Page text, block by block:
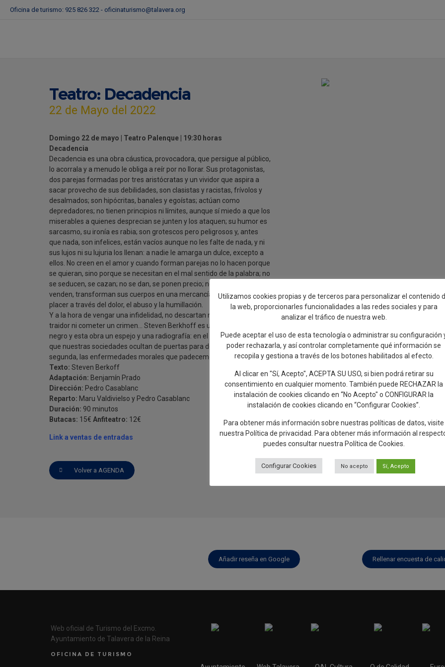
Oficina de turismo: 925 826 322 - oficinaturismo@talavera.org
Teatro: Decadencia
22 de Mayo del 2022
Domingo 22 de mayo | Teatro Palenque | 19:30 horas
Decadencia
Decadencia es una obra cáustica, provocadora, que persigue al público,
lo acorrala y a menudo le obliga a reír por no llorar. Sus protagonistas,
dos parejas formadas por tres aristócratas y un vividor que aspira a
sacar provecho de sus debilidades, son clasistas y racistas, frívolos y
desalmados; son hipócritas, banales y egoístas; actúan como
depredadores; no tienen principios ni límites, aunque sí miedo a que los
miserables a quienes desprecian se junten y los ataquen; su humor es
sarcasmo, su ironía es rabia; son grotescos pero peligrosos y, antes
que nada, son infelices, están vacíos aunque no les falte de nada, y ni
sus lujos ni su lujuria los llenan: a nadie le amarga un dulce, excepto a
ellos. No creen en el amor y cuando forman parejas no lo hacen porque
se quieran, sino porque se necesitan en el mal sentido de la palabra; no
se seducen, se cazan; no se dan, se ponen precio; no se entregan, se
venden, transforman sus cuerpos en una mercancía y sólo llegan al
placer a través del dolor, el abuso y la humillación.
Y a la hora de vengar una infidelidad, no descartan ni desplumar al
traidor ni cometer un crimen… Steven Berkhoff es un mago del humor
negro y esta obra un espejo y una radiografía: en el primero, se ve lo
que nuestras sociedades ocultan de puertas para dentro; en la
segunda, las enfermedades morales que padecemos.
Texto: Steven Berkoff
Adaptación: Benjamín Prado
Dirección: Pedro Casablanc
Reparto: Maru Valdivielso y Pedro Casablanc
Duración: 90 minutos
Butacas: 15€ Anfiteatro: 12€
Link a ventas de entradas
Volver a AGENDA
Añadir reseña en Google Rellenar encuesta de
Web oficial de Turismo del Excmo.
Ayuntamiento de Talavera de la Reina
OFICINA DE TURISMO
Utilizamos cookies propias y de terceros para personalizar el contenido
la web, proporcionarles funcionalidades a las redes sociales y para
analizar el tráfico de nuestra web.
Puede aceptar el uso de esta tecnología o administrar su configuración
poder rechazarla, y así controlar completamente qué información se
recopila y gestiona a través de los botones habilitados al efecto.
Al clicar en "Sí, Acepto", ACEPTA SU USO, si bien podrá retirar su
consentimiento en cualquier momento. También puede RECHAZAR la
instalación de cookies clicando en “No Acepto" o CONFIGURAR la
instalación de cookies clicando en “Configurar Cookies”.
Para obtener más información sobre nuestras políticas de datos, visite
nuestra Política de privacidad . Para obtener más información al
puedes consultar nuestra Política de Cookies
Configurar Cookies No acepto Sí, Acepto